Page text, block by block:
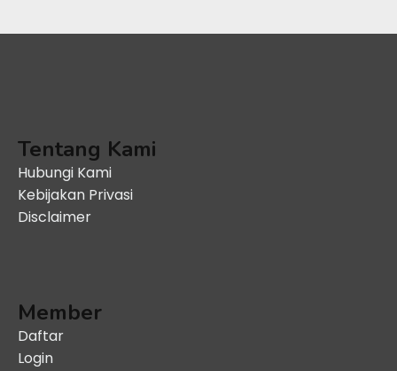
Tentang Kami
Hubungi Kami
Kebijakan Privasi
Disclaimer
Member
Daftar
Login